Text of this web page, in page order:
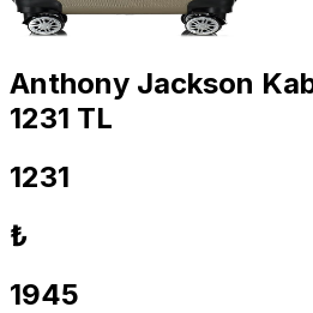
Anthony Jackson
1231 TL
1231
₺
1945